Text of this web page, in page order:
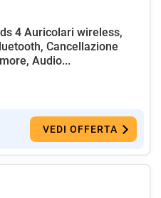
4 Auricolari wireless,
Cancellazione
Audio...
VEDI OFFERTA